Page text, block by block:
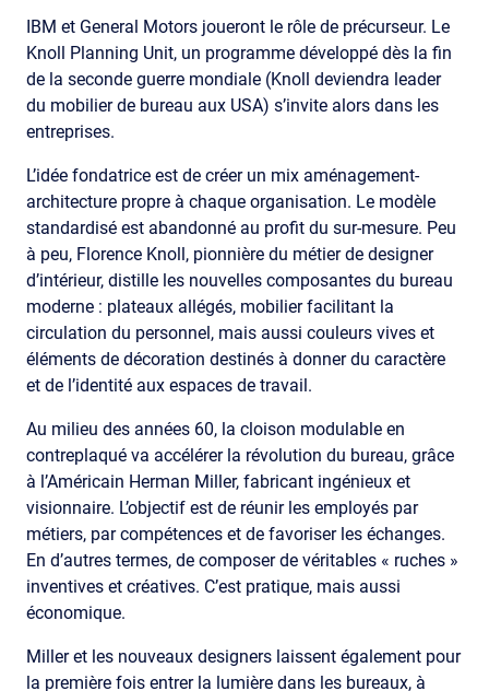
IBM et General Motors joueront le rôle de précurseur. Le
Knoll Planning Unit, un programme développé dès la fin
de la seconde guerre mondiale (Knoll deviendra leader
du mobilier de bureau aux USA) s’invite alors dans les
entreprises.
L’idée fondatrice est de créer un mix aménagement-
architecture propre à chaque organisation. Le modèle
standardisé est abandonné au profit du sur-mesure. Peu
à peu, Florence Knoll, pionnière du métier de designer
d’intérieur, distille les nouvelles composantes du bureau
moderne : plateaux allégés, mobilier facilitant la
circulation du personnel, mais aussi couleurs vives et
éléments de décoration destinés à donner du caractère
et de l’identité aux espaces de travail.
Au milieu des années 60, la cloison modulable en
contreplaqué va accélérer la révolution du bureau, grâce
à l’Américain Herman Miller, fabricant ingénieux et
visionnaire. L’objectif est de réunir les employés par
métiers, par compétences et de favoriser les échanges.
En d’autres termes, de composer de véritables « ruches »
inventives et créatives. C’est pratique, mais aussi
économique.
Miller et les nouveaux designers laissent également pour
la première fois entrer la lumière dans les bureaux, à